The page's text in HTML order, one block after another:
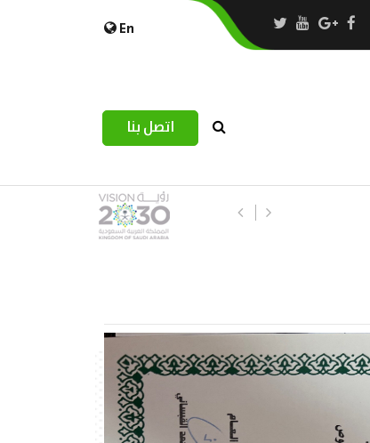
En
اتصل بنا
استبيان مرصد التحديات اللوجستية